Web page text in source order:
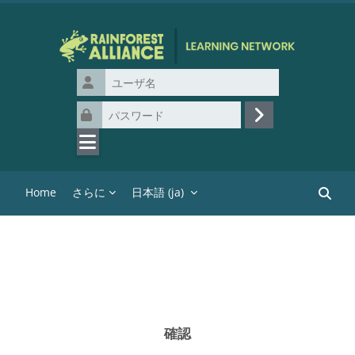
ユーザ名
パスワード
ログイン
Home さらに 日本語 ‎(ja)‎
コー
確認